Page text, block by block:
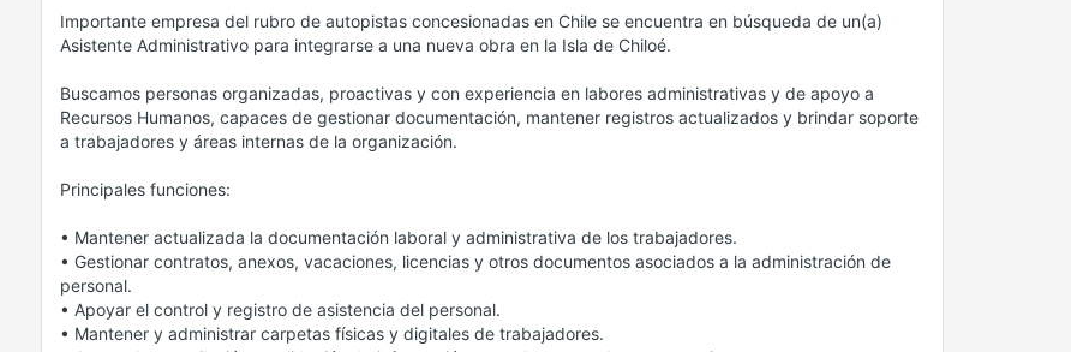
Importante empresa del rubro de autopistas concesionadas en Chile se encuentra en búsqueda de un(a)
Asistente Administrativo para integrarse a una nueva obra en la Isla de Chiloé.
Buscamos personas organizadas, proactivas y con experiencia en labores administrativas y de apoyo a
Recursos Humanos, capaces de gestionar documentación, mantener registros actualizados y brindar soporte
a trabajadores y áreas internas de la organización.
Principales funciones:
• Mantener actualizada la documentación laboral y administrativa de los trabajadores.
• Gestionar contratos, anexos, vacaciones, licencias y otros documentos asociados a la administración de
personal.
• Apoyar el control y registro de asistencia del personal.
• Mantener y administrar carpetas físicas y digitales de trabajadores.